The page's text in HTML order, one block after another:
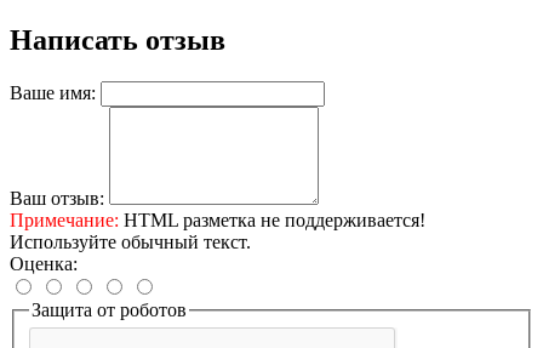
Написать отзыв
Ваше имя:
Ваш отзыв:
Примечание: HTML разметка не поддерживается!
Используйте обычный текст.
Оценка:
Защита от роботов